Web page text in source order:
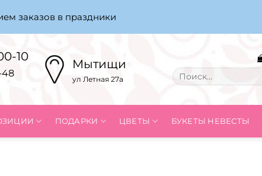
заказов в праздники
10
48
Мытищи
ул Летная 27а
Искать:
ПОДАРКИ ЦВЕТЫ БУКЕТЫ НЕВЕСТЫ